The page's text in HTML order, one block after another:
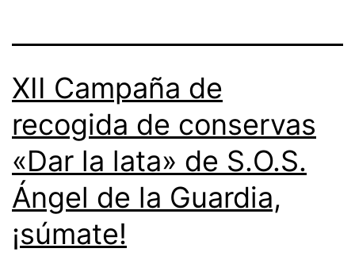
XII Campaña de
recogida de conservas
«Dar la lata» de S.O.S.
Ángel de la Guardia,
¡súmate!